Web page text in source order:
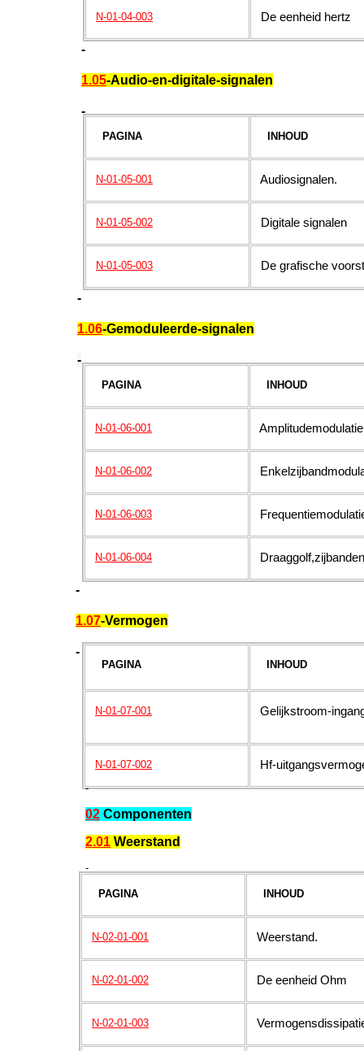
N-01-04-003 De eenheid hertz
-
1.05-Audio-en-digitale-signalen
-
PAGINA INHOUD
N-01-05-001 Audiosignalen.
N-01-05-002 Digitale signalen
N-01-05-003 De grafische
-
1.06-Gemoduleerde-signalen
-
PAGINA INHOUD
N-01-06-001 A
N-01-06-002 E
N-01-06-003
N-01-06-004
-
1.07-Vermogen
-
PAGINA INHOUD
N-01-07-001 Gelijkstroom-
N-01-07-002 Hf-
-
02 Componenten
2.01 Weerstand
-
PAGINA INHOUD
N-02-01-001 Weerstand.
N-02-01-002 De eenheid Ohm
N-02-01-003